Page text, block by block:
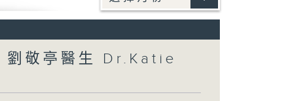
劉敬亭醫生 Dr.Katie